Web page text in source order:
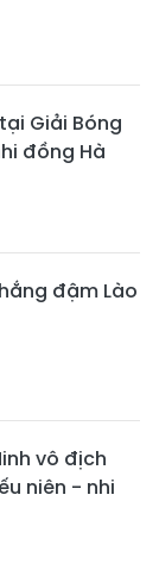
Giải Bóng
đồng Hà
đậm Lào
vô địch
niên - nhi